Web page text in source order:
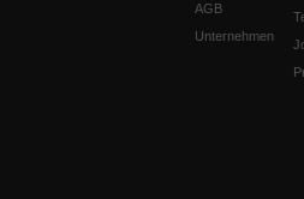
AGB
Unternehmen